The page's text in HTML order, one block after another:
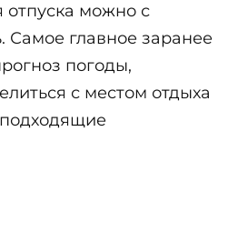
отпуска можно с
Самое главное заранее
погоды,
с местом отдыха